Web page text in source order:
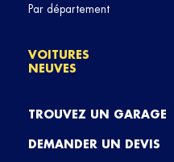
Par département
VOITURES
NEUVES
TROUVEZ UN GARAGE
DEMANDER UN DEVIS